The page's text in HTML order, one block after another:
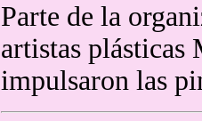
Parte de la
artistas plásticas
impulsaron las